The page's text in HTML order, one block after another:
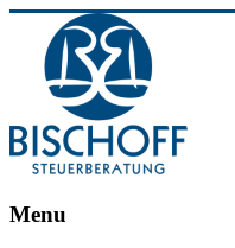
BISCHOFF
Menu